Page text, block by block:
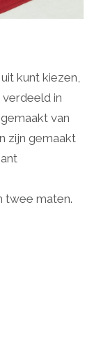
kunt kiezen,
in
van
zijn gemaakt
twee maten.